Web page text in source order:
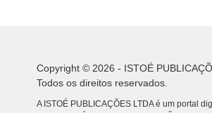
Copyright © 2026 - ISTOÉ
Todos os direitos reservados.
A ISTOÉ PUBLICAÇÕES LTDA é um portal